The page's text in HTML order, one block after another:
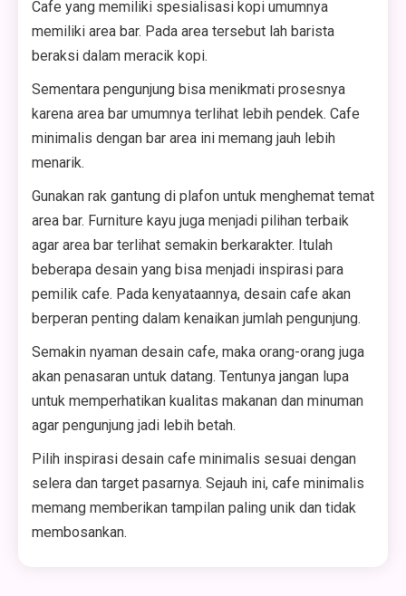
Cafe yang memiliki spesialisasi kopi umumnya
memiliki area bar. Pada area tersebut lah barista
beraksi dalam meracik kopi.
Sementara pengunjung bisa menikmati prosesnya
karena area bar umumnya terlihat lebih pendek. Cafe
minimalis dengan bar area ini memang jauh lebih
menarik.
Gunakan rak gantung di plafon untuk menghemat temat
area bar. Furniture kayu juga menjadi pilihan terbaik
agar area bar terlihat semakin berkarakter. Itulah
beberapa desain yang bisa menjadi inspirasi para
pemilik cafe. Pada kenyataannya, desain cafe akan
berperan penting dalam kenaikan jumlah pengunjung.
Semakin nyaman desain cafe, maka orang-orang juga
akan penasaran untuk datang. Tentunya jangan lupa
untuk memperhatikan kualitas makanan dan minuman
agar pengunjung jadi lebih betah.
Pilih inspirasi desain cafe minimalis sesuai dengan
selera dan target pasarnya. Sejauh ini, cafe minimalis
memang memberikan tampilan paling unik dan tidak
membosankan.